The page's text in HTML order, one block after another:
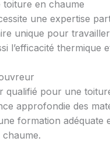
toiture en chaume
une expertise
unique pour
l’efficacité
qualifié pour une
approfondie des
formation